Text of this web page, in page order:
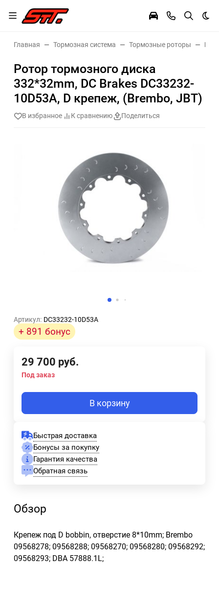
Главная Тормозная система Тормозные роторы
Ротор тормозного диска
332*32mm, DC Brakes DC33232-
10D53A, D крепеж, (Brembo, JBT)
В избранное К сравнению Поделиться
Артикул: DC33232-10D53A
+ 891 бонус
29 700 руб.
Под заказ
В корзину
Быстрая доставка
Бонусы за покупку
Гарантия качества
Обратная связь
Обзор
Крепеж под D bobbin, отверстие 8*10mm; Brembo
09568278; 09568288; 09568270; 09568280; 09568292;
09568293; DBA 57888.1L;